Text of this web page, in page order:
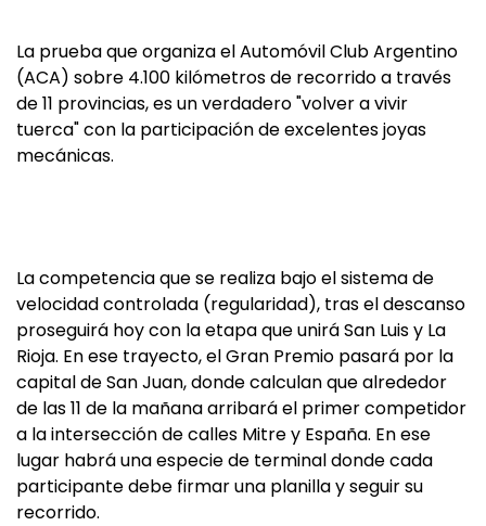
La prueba que organiza el Automóvil Club Argentino
(ACA) sobre 4.100 kilómetros de recorrido a través
de 11 provincias, es un verdadero "volver a vivir
tuerca" con la participación de excelentes joyas
mecánicas.
La competencia que se realiza bajo el sistema de
velocidad controlada (regularidad), tras el descanso
proseguirá hoy con la etapa que unirá San Luis y La
Rioja. En ese trayecto, el Gran Premio pasará por la
capital de San Juan, donde calculan que alrededor
de las 11 de la mañana arribará el primer competidor
a la intersección de calles Mitre y España. En ese
lugar habrá una especie de terminal donde cada
participante debe firmar una planilla y seguir su
recorrido.